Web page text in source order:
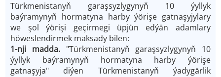
Türkmenistanyň garaşsyzlygynyň 10 ýyllyk
baýramynyň hormatyna harby ýörişe gatnaşyjylary
we şol ýörişi geçirmegi üpjün edýän adamlary
höweslendirmek maksady bilen:
1-nji madda."Türkmenistanyň garaşsyzlygynyň 10
ýyllyk baýramynyň hormatyna harby ýörişe
gatnaşyja" diýen Türkmenistanyň ýadygärlik